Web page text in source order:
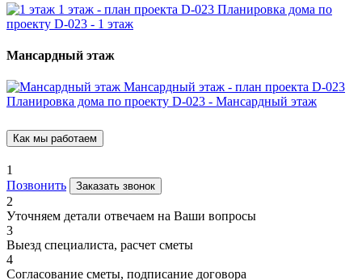
1 этаж - план проекта D-023 Планировка дома по
проекту D-023 - 1 этаж
Мансардный этаж
Мансардный этаж - план проекта D-023
Планировка дома по проекту D-023 - Мансардный этаж
Как мы работаем
1
Позвонить
Заказать звонок
2
Уточняем детали отвечаем на Ваши вопросы
3
Выезд специалиста, расчет сметы
4
Согласование сметы, подписание договора